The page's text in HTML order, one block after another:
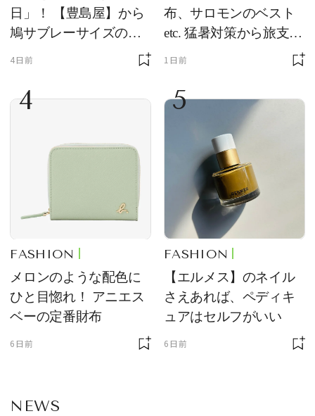
日」！ 【豊島屋】から
鳩サブレーサイズのポ
ーチ「はとっこ」を限
4日前
布、サロモンのベスト
etc. 猛暑対策から旅支度
まで！ ｜今週の人気記
1日前
4
FASHION
メロンのような配色に
ひと目惚れ！ アニエス
ベーの定番財布
6日前
5
FASHION
【エルメス】のネイル
さえあれば、ペディキ
ュアはセルフがいい
6日前
NEWS